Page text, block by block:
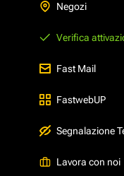
Negozi
Verifica
Fast Mail
FastwebUP
Segnalazione
Lavora con noi